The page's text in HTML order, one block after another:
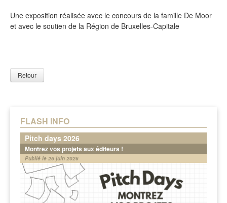
FLASH INFO
Pitch days 2026
Montrez vos projets aux éditeurs !
Publié le 26 juin 2026
Une exposition réalisée avec le concours de la famille De Moor
et avec le soutien de la Région de Bruxelles-Capitale
Retour